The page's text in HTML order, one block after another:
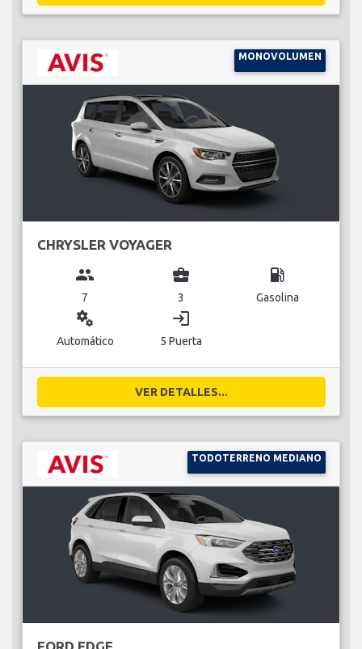
MONOVOLUMEN
CHRYSLER VOYAGER
group
7
business_center
3
local_gas_station
Gasolina
miscellaneous_services
Automático
login
5 Puerta
VER DETALLES...
TODOTERRENO MEDIANO
FORD EDGE